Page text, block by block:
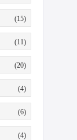
(15)
(11)
(20)
(4)
(6)
(4)